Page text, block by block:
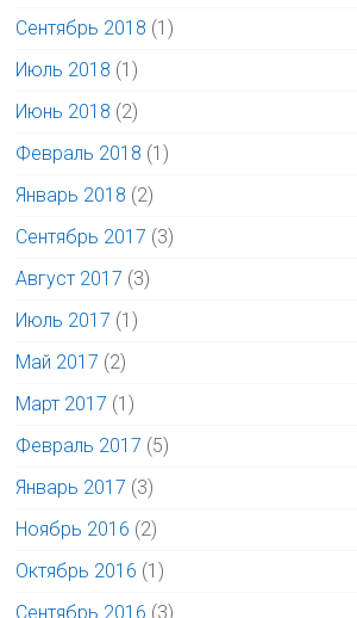
Сентябрь 2018 (1)
Июль 2018 (1)
Июнь 2018 (2)
Февраль 2018 (1)
Январь 2018 (2)
Сентябрь 2017 (3)
Август 2017 (3)
Июль 2017 (1)
Май 2017 (2)
Март 2017 (1)
Февраль 2017 (5)
Январь 2017 (3)
Ноябрь 2016 (2)
Октябрь 2016 (1)
Сентябрь 2016 (3)